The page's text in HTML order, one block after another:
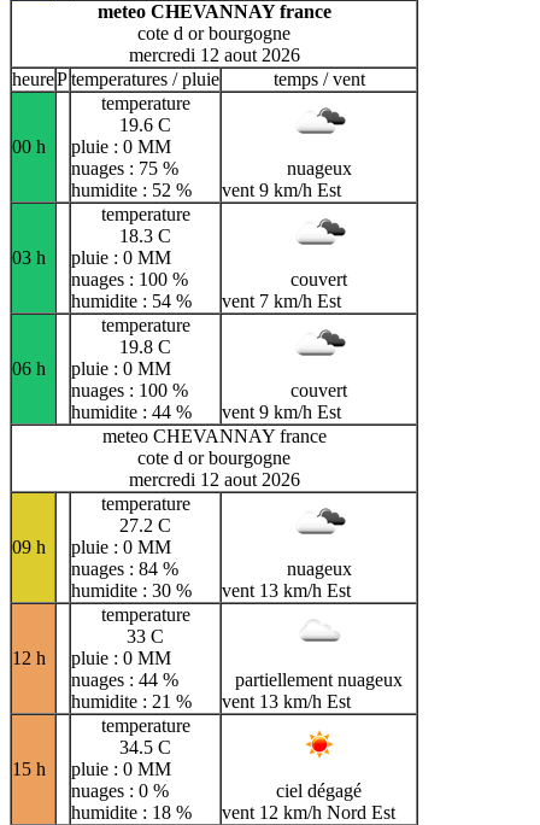
meteo CHEVANNAY france
cote d or bourgogne
mercredi 12 aout 2026
heurePtemperatures / pluie temps / vent
00 h
temperature
19.6 C
pluie : 0 MM
nuages : 75 %
humidite : 52 %
nuageux
vent 9 km/h Est
03 h
temperature
18.3 C
pluie : 0 MM
nuages : 100 %
humidite : 54 %
couvert
vent 7 km/h Est
06 h
temperature
19.8 C
pluie : 0 MM
nuages : 100 %
humidite : 44 %
couvert
vent 9 km/h Est
meteo CHEVANNAY france
cote d or bourgogne
mercredi 12 aout 2026
09 h
temperature
27.2 C
pluie : 0 MM
nuages : 84 %
humidite : 30 %
nuageux
vent 13 km/h Est
12 h
temperature
33 C
pluie : 0 MM
nuages : 44 %
humidite : 21 %
partiellement nuageux
vent 13 km/h Est
15 h
temperature
34.5 C
pluie : 0 MM
nuages : 0 %
humidite : 18 %
ciel dégagé
vent 12 km/h Nord Est